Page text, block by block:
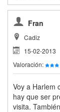
Fran
Cadiz
15-02-2013
Valoración:
Voy a Harlem
hay que ser
visita.